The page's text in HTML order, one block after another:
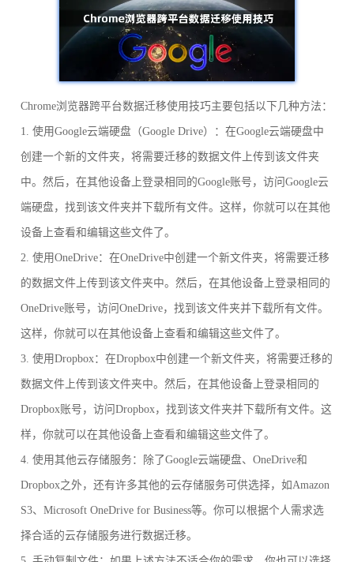
Chrome浏览器跨平台数据迁移使用技巧主要包括以下几种方法：
1. 使用Google云端硬盘（Google Drive）：在Google云端硬盘中
创建一个新的文件夹，将需要迁移的数据文件上传到该文件夹
中。然后，在其他设备上登录相同的Google账号，访问Google云
端硬盘，找到该文件夹并下载所有文件。这样，你就可以在其他
设备上查看和编辑这些文件了。
2. 使用OneDrive：在OneDrive中创建一个新文件夹，将需要迁移
的数据文件上传到该文件夹中。然后，在其他设备上登录相同的
OneDrive账号，访问OneDrive，找到该文件夹并下载所有文件。
这样，你就可以在其他设备上查看和编辑这些文件了。
3. 使用Dropbox：在Dropbox中创建一个新文件夹，将需要迁移的
数据文件上传到该文件夹中。然后，在其他设备上登录相同的
Dropbox账号，访问Dropbox，找到该文件夹并下载所有文件。这
样，你就可以在其他设备上查看和编辑这些文件了。
4. 使用其他云存储服务：除了Google云端硬盘、OneDrive和
Dropbox之外，还有许多其他的云存储服务可供选择，如Amazon
S3、Microsoft OneDrive for Business等。你可以根据个人需求选
择合适的云存储服务进行数据迁移。